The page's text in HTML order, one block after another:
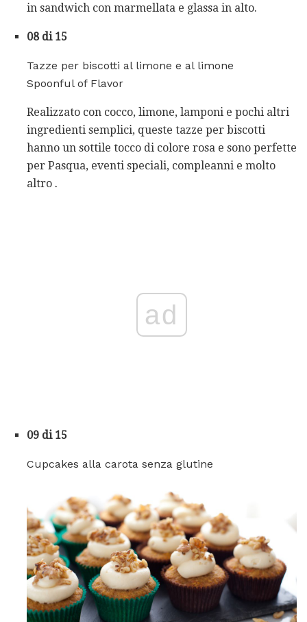
in sandwich con marmellata e glassa in alto.
08 di 15
Tazze per biscotti al limone e al limone
Spoonful of Flavor
Realizzato con cocco, limone, lamponi e pochi altri
ingredienti semplici, queste tazze per biscotti
hanno un sottile tocco di colore rosa e sono perfette
per Pasqua, eventi speciali, compleanni e molto
altro .
ad
09 di 15
Cupcakes alla carota senza glutine